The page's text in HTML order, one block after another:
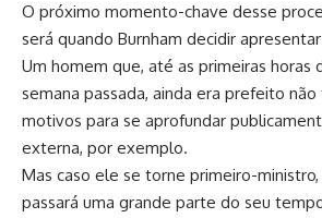
O próximo momento-chave desse
será quando Burnham decidir
Um homem que, até as primeiras horas
semana passada, ainda era prefeito
motivos para se aprofundar
externa, por exemplo.
Mas caso ele se torne primeiro-
passará uma grande parte do seu